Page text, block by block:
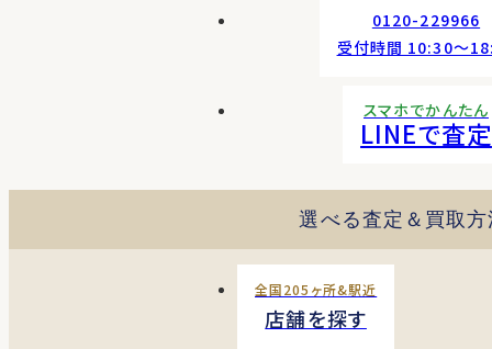
0120-229966
受付時間 10:30〜
スマホでかんたん
LINEで査定
選べる査定＆買取方
全国205ヶ所&駅近
店舗を探す